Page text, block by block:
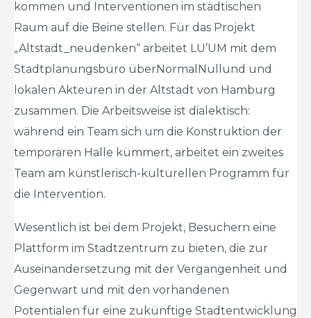
kommen und Interventionen im städtischen
Raum auf die Beine stellen. Für das Projekt
„Altstadt_neudenken“ arbeitet LU’UM mit dem
Stadtplanungsbüro überNormalNullund und
lokalen Akteuren in der Altstadt von Hamburg
zusammen. Die Arbeitsweise ist dialektisch:
während ein Team sich um die Konstruktion der
temporären Halle kümmert, arbeitet ein zweites
Team am künstlerisch-kulturellen Programm für
die Intervention.
Wesentlich ist bei dem Projekt, Besuchern eine
Plattform im Stadtzentrum zu bieten, die zur
Auseinandersetzung mit der Vergangenheit und
Gegenwart und mit den vorhandenen
Potentialen für eine zukünftige Stadtentwicklung